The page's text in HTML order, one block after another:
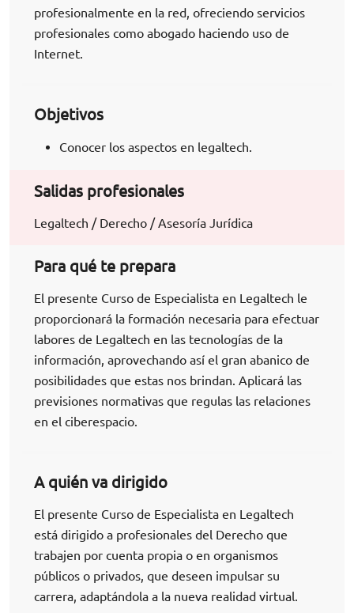
profesionalmente en la red, ofreciendo servicios
profesionales como abogado haciendo uso de
Internet.
Objetivos
Conocer los aspectos en legaltech.
Salidas profesionales
Legaltech / Derecho / Asesoría Jurídica
Para qué te prepara
El presente Curso de Especialista en Legaltech le
proporcionará la formación necesaria para efectuar
labores de Legaltech en las tecnologías de la
información, aprovechando así el gran abanico de
posibilidades que estas nos brindan. Aplicará las
previsiones normativas que regulas las relaciones
en el ciberespacio.
A quién va dirigido
El presente Curso de Especialista en Legaltech
está dirigido a profesionales del Derecho que
trabajen por cuenta propia o en organismos
públicos o privados, que deseen impulsar su
carrera, adaptándola a la nueva realidad virtual.